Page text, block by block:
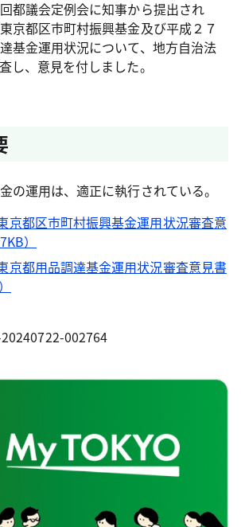
都議会定例会に知事から提出され
京都区市町村振興基金及び平成２７
基金運用状況について、地方自治法
し、意見を付しました。
の運用は、適正に執行されている。
京都区市町村振興基金運用状況審査意
）
京都用品調達基金運用状況審査意見書
002764